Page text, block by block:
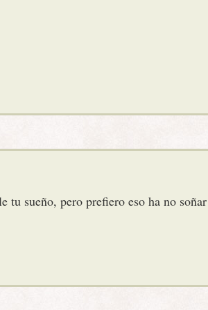
tu sueño, pero prefiero eso ha no soñar